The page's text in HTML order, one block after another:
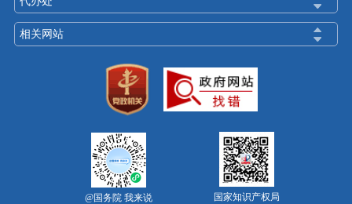
相关网站
@国务院 我来说 国家知识产权局